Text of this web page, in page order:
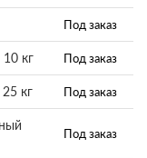
Под заказ
кг Под заказ
кг Под заказ
Под заказ